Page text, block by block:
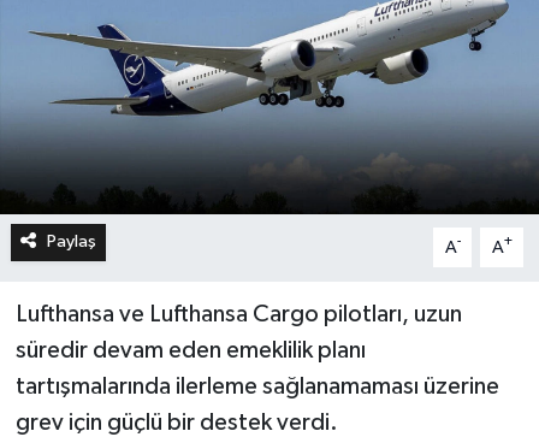
Paylaş A- A+
Lufthansa ve Lufthansa Cargo pilotları, uzun
süredir devam eden emeklilik planı
tartışmalarında ilerleme sağlanamaması üzerine
grev için güçlü bir destek verdi.